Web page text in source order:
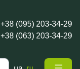
+38 (095) 203-34-29
+38 (063) 203-34-29